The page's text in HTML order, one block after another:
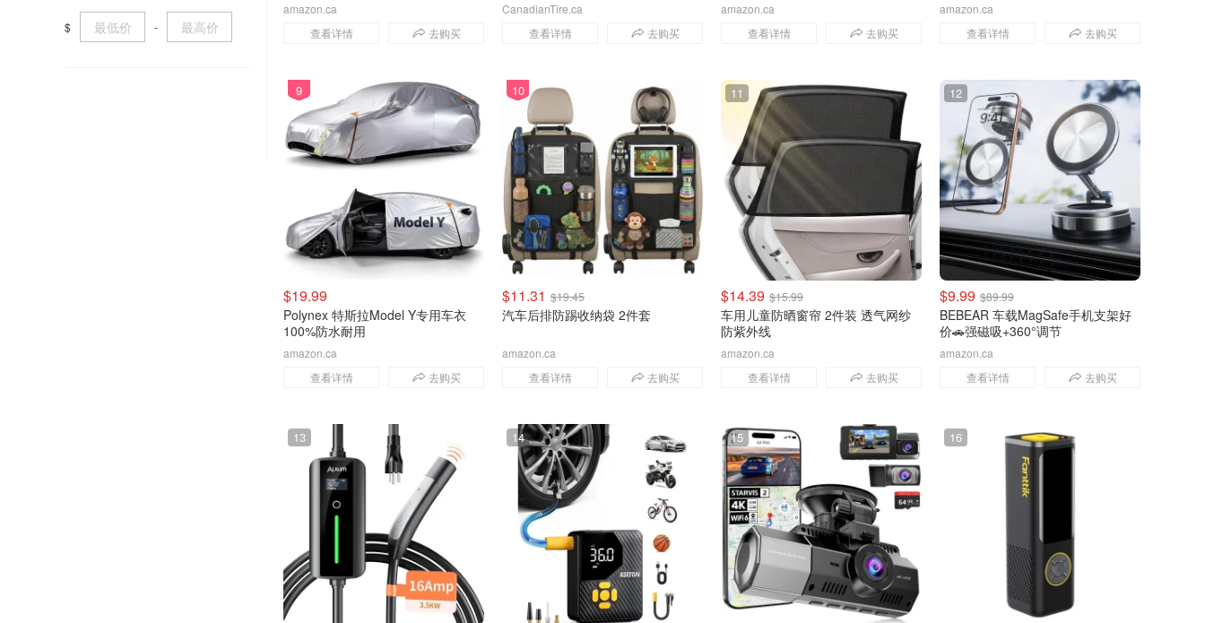
$ - 查看详情 去购买
amazon.ca
查看详情 去购买
CanadianTire.ca
查看详情 去购买
amazon.ca
查看详情 去购买
amazon.ca
9
$19.99
Polynex 特斯拉Model Y专用车衣
100%防水耐用
查看详情 去购买
amazon.ca
10
$11.31 $19.45
汽车后排防踢收纳袋 2件套
查看详情 去购买
amazon.ca
11
$14.39 $15.99
车用儿童防晒窗帘 2件装 透气网纱
防紫外线
查看详情 去购买
amazon.ca
12
$9.99 $89.99
BEBEAR 车载MagSafe手机支架好
价🚗强磁吸+360°调节
查看详情 去购买
amazon.ca
13 14 15 16